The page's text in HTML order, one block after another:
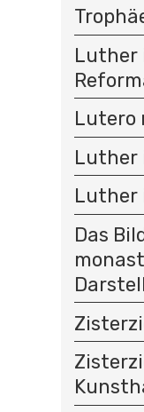
Luther
Lutero
Luther
Luther
Das